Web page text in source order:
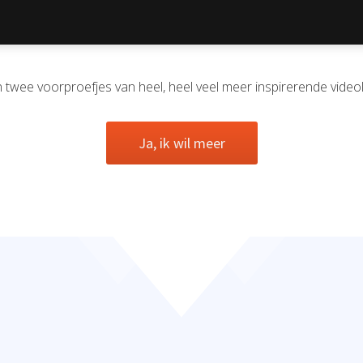
twee voorproefjes van heel, heel veel meer inspirerende
Ja, ik wil meer